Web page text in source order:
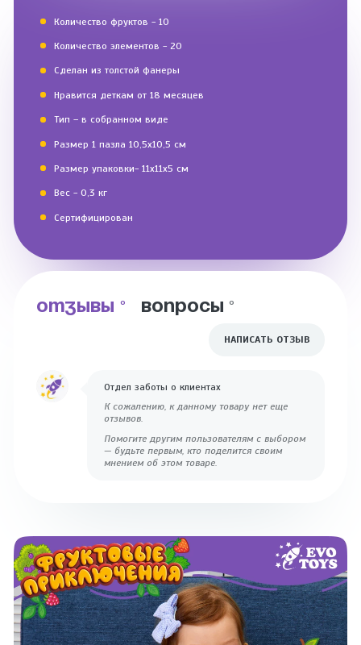
Количество фруктов - 10
Количество элементов - 20
Сделан из толстой фанеры
Нравится деткам от 18 месяцев
Тип – в собранном виде
Размер 1 пазла 10,5х10,5 см
Размер упаковки- 11х11х5 см
Вес - 0,3 кг
Сертифицирован
ОТЗЫВЫ 0 ВОПРОСЫ 0
НАПИСАТЬ ОТЗЫВ
Отдел заботы о клиентах
К сожалению, к данному товару нет еще
отзывов.
Помогите другим пользователям с выбором
— будьте первым, кто поделится своим
мнением об этом товаре.